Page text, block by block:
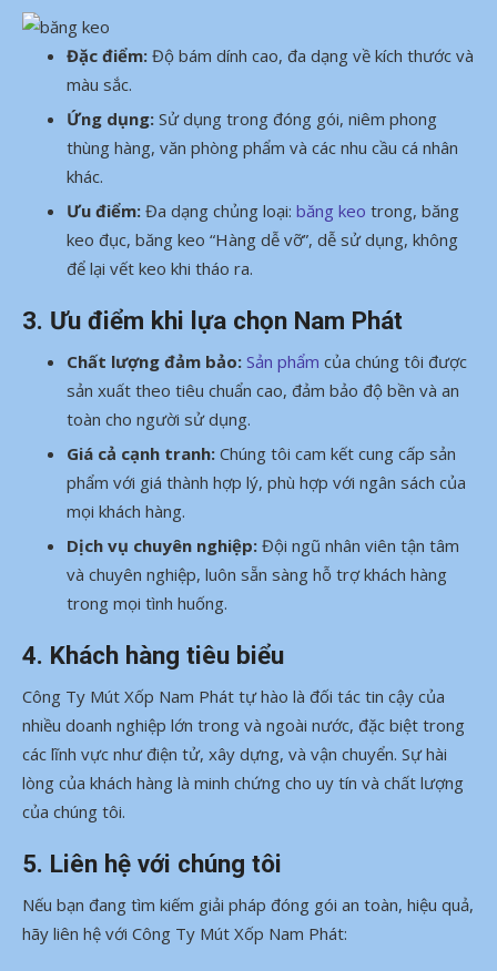
Đặc điểm: Độ bám dính cao, đa dạng về kích thước và
màu sắc.
Ứng dụng: Sử dụng trong đóng gói, niêm phong
thùng hàng, văn phòng phẩm và các nhu cầu cá nhân
khác.
Ưu điểm: Đa dạng chủng loại: băng keo trong, băng
keo đục, băng keo “Hàng dễ vỡ”, dễ sử dụng, không
để lại vết keo khi tháo ra.
3. Ưu điểm khi lựa chọn Nam Phát
Chất lượng đảm bảo: Sản phẩm của chúng tôi được
sản xuất theo tiêu chuẩn cao, đảm bảo độ bền và an
toàn cho người sử dụng.
Giá cả cạnh tranh: Chúng tôi cam kết cung cấp sản
phẩm với giá thành hợp lý, phù hợp với ngân sách của
mọi khách hàng.
Dịch vụ chuyên nghiệp: Đội ngũ nhân viên tận tâm
và chuyên nghiệp, luôn sẵn sàng hỗ trợ khách hàng
trong mọi tình huống.
4. Khách hàng tiêu biểu
Công Ty Mút Xốp Nam Phát tự hào là đối tác tin cậy của
nhiều doanh nghiệp lớn trong và ngoài nước, đặc biệt trong
các lĩnh vực như điện tử, xây dựng, và vận chuyển. Sự hài
lòng của khách hàng là minh chứng cho uy tín và chất lượng
của chúng tôi.
5. Liên hệ với chúng tôi
Nếu bạn đang tìm kiếm giải pháp đóng gói an toàn, hiệu quả,
hãy liên hệ với Công Ty Mút Xốp Nam Phát: